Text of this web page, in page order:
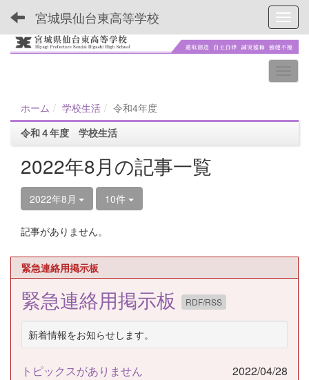
宮城県仙台東高等学校
ホーム 学校生活
令和4年度
令和４年度 学校生活
2022年8月の記事一覧
2022年8月 10件
記事がありません。
緊急連絡用掲示板
緊急連絡用掲示板 RDF/RSS
新着情報をお知らせします。
トピックスがありません 2022/04/28